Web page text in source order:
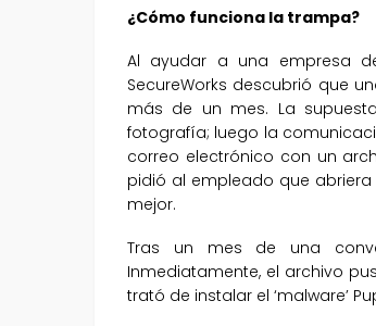
¿Cómo funciona la trampa?
Al ayudar a una empresa
SecureWorks descubrió que
más de un mes. La
fotografía; luego la
correo electrónico con un
pidió al empleado que
mejor.
Tras un mes de una
Inmediatamente, el archivo
trató de instalar el ‘malware’